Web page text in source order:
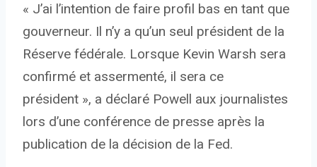
« J’ai l’intention de faire profil bas en tant que
gouverneur. Il n’y a qu’un seul président de la
Réserve fédérale. Lorsque Kevin Warsh sera
confirmé et assermenté, il sera ce
président », a déclaré Powell aux journalistes
lors d’une conférence de presse après la
publication de la décision de la Fed.